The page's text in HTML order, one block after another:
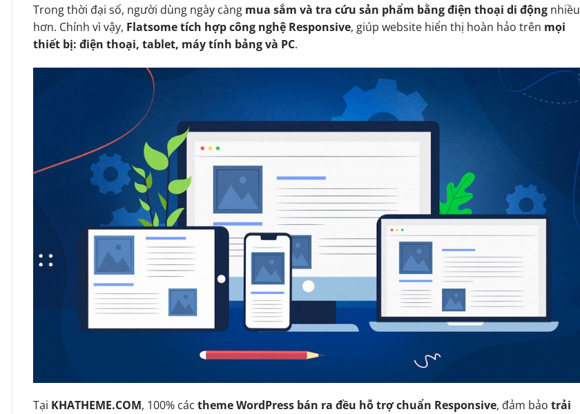
Trong thời đại số, người dùng ngày càng mua sắm và tra cứu sản phẩm bằng điện thoại di động nhiều
hơn. Chính vì vậy, Flatsome tích hợp công nghệ Responsive, giúp website hiển thị hoàn hảo trên mọi
thiết bị: điện thoại, tablet, máy tính bảng và PC.
Tại KHATHEME.COM, 100% các theme WordPress bán ra đều hỗ trợ chuẩn Responsive, đảm bảo trải